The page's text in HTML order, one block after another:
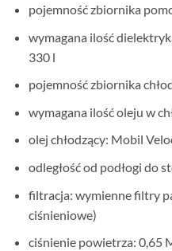
pojemność zbiornika
wymagana ilość
330 l
pojemność zbiornika
wymagana ilość oleju w
olej chłodzący: Mobil
odległość od podłogi do
filtracja: wymienne filtry
ciśnieniowe)
ciśnienie powietrza: 0,65